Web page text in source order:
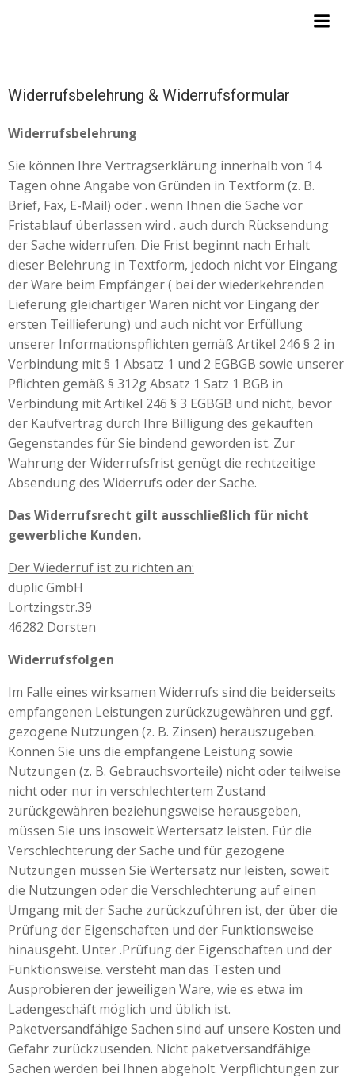
Widerrufsbelehrung & Widerrufsformular
Widerrufsbelehrung
Sie können Ihre Vertragserklärung innerhalb von 14
Tagen ohne Angabe von Gründen in Textform (z. B.
Brief, Fax, E-Mail) oder . wenn Ihnen die Sache vor
Fristablauf überlassen wird . auch durch Rücksendung
der Sache widerrufen. Die Frist beginnt nach Erhalt
dieser Belehrung in Textform, jedoch nicht vor Eingang
der Ware beim Empfänger ( bei der wiederkehrenden
Lieferung gleichartiger Waren nicht vor Eingang der
ersten Teillieferung) und auch nicht vor Erfüllung
unserer Informationspflichten gemäß Artikel 246 § 2 in
Verbindung mit § 1 Absatz 1 und 2 EGBGB sowie unserer
Pflichten gemäß § 312g Absatz 1 Satz 1 BGB in
Verbindung mit Artikel 246 § 3 EGBGB und nicht, bevor
der Kaufvertrag durch Ihre Billigung des gekauften
Gegenstandes für Sie bindend geworden ist. Zur
Wahrung der Widerrufsfrist genügt die rechtzeitige
Absendung des Widerrufs oder der Sache.
Das Widerrufsrecht gilt ausschließlich für nicht
gewerbliche Kunden.
Der Wiederruf ist zu richten an:
duplic GmbH
Lortzingstr.39
46282 Dorsten
Widerrufsfolgen
Im Falle eines wirksamen Widerrufs sind die beiderseits
empfangenen Leistungen zurückzugewähren und ggf.
gezogene Nutzungen (z. B. Zinsen) herauszugeben.
Können Sie uns die empfangene Leistung sowie
Nutzungen (z. B. Gebrauchsvorteile) nicht oder teilweise
nicht oder nur in verschlechtertem Zustand
zurückgewähren beziehungsweise herausgeben,
müssen Sie uns insoweit Wertersatz leisten. Für die
Verschlechterung der Sache und für gezogene
Nutzungen müssen Sie Wertersatz nur leisten, soweit
die Nutzungen oder die Verschlechterung auf einen
Umgang mit der Sache zurückzuführen ist, der über die
Prüfung der Eigenschaften und der Funktionsweise
hinausgeht. Unter .Prüfung der Eigenschaften und der
Funktionsweise. versteht man das Testen und
Ausprobieren der jeweiligen Ware, wie es etwa im
Ladengeschäft möglich und üblich ist.
Paketversandfähige Sachen sind auf unsere Kosten und
Gefahr zurückzusenden. Nicht paketversandfähige
Sachen werden bei Ihnen abgeholt. Verpflichtungen zur